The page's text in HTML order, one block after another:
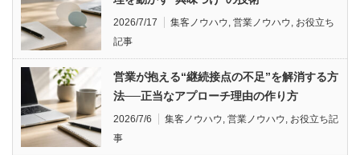
2026/7/17 集客ノウハウ, 営業ノウハウ, お役立ち
記事
営業が抱える“継続接点の不足”を解消する方
法──正当なアプローチ理由の作り方
2026/7/6 集客ノウハウ, 営業ノウハウ, お役立ち記
事